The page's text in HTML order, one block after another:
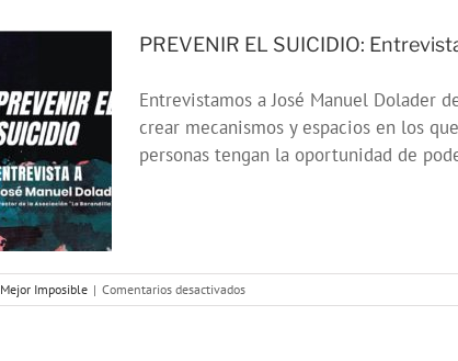
Suicidio
Policiales
de
Emergencias»
PREVENIR EL SUICIDIO:
Entrevistamos a José Manuel Dolader
crear mecanismos y espacios en los
personas tengan la oportunidad de
Mejor Imposible | Comentarios desactivadosen
PREVENIR